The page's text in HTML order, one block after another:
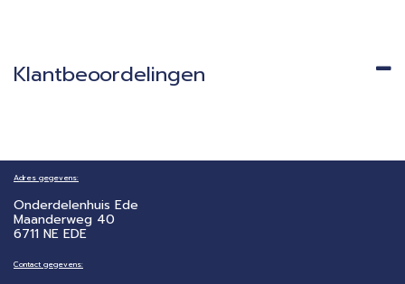
Klantbeoordelingen
Adres gegevens:
Onderdelenhuis Ede
Maanderweg 40
6711 NE EDE
Contact gegevens: